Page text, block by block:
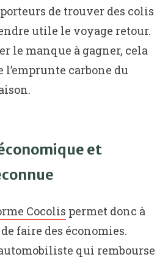
de trouver des colis
utile le voyage retour.
le manque à gagner, cela
l’emprunte carbone du
et
Cocolis permet donc à
faire des économies.
qui rembourse